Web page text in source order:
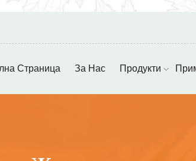
Страница За Нас Продукти